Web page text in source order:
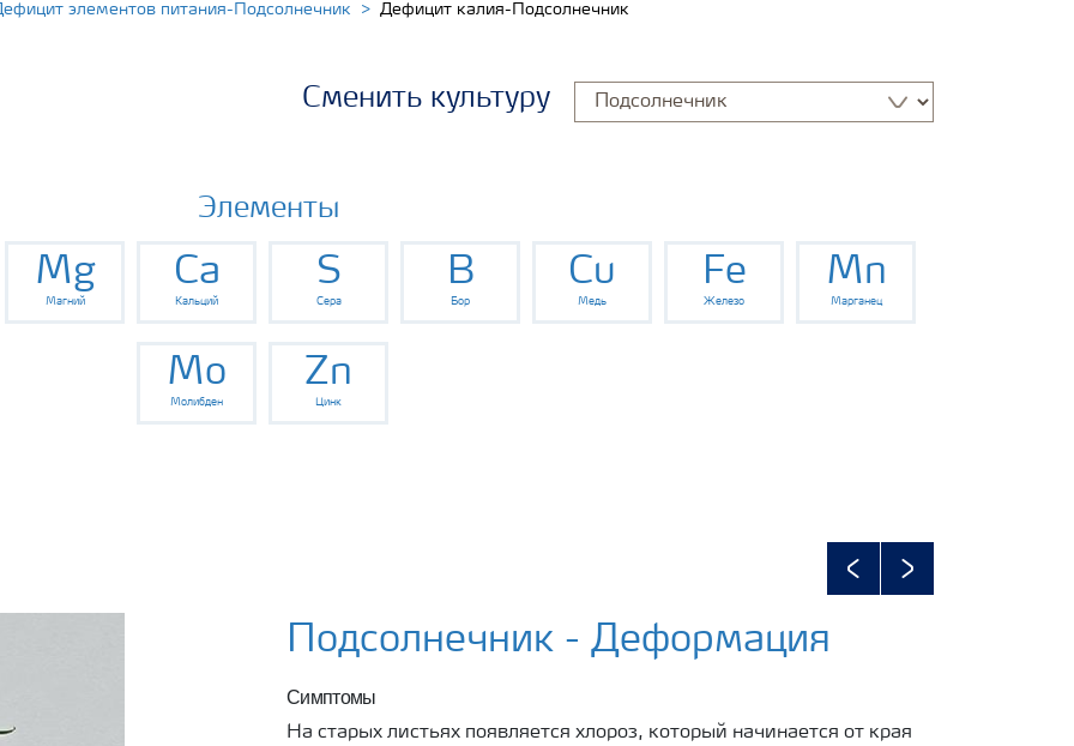
элементов питания-Подсолнечник Дефицит калия-Подсолнечник
Сменить культуру
Элементы
Mg
Магний
Ca
Кальций
S
Сера
B
Бор
Cu
Медь
Fe
Железо
Mn
Марганец
Mo
Молибден
Zn
Цинк
PreviousNext
Подсолнечник - Деформация
Симптомы
На старых листьях появляется хлороз, который начинается от края